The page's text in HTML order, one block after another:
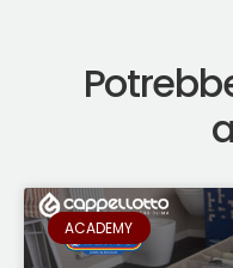
ACADEMY